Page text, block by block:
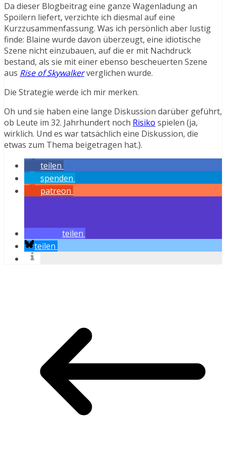
Da dieser Blogbeitrag eine ganze Wagenladung an
Spoilern liefert, verzichte ich diesmal auf eine
Kurzzusammenfassung. Was ich persönlich aber lustig
finde: Blaine wurde davon überzeugt, eine idiotische
Szene nicht einzubauen, auf die er mit Nachdruck
bestand, als sie mit einer ebenso bescheuerten Szene
aus Rise of Skywalkerverglichen wurde.
Die Strategie werde ich mir merken.
Oh und sie haben eine lange Diskussion darüber geführt,
ob Leute im 32. Jahrhundert noch Risiko spielen (ja,
wirklich. Und es war tatsächlich eine Diskussion, die
etwas zum Thema beigetragen hat.).
teilen
spenden
patreon
teilen
teilen